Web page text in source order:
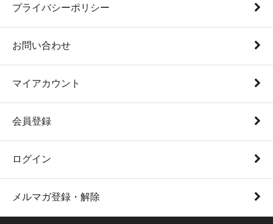
プライバシーポリシー
お問い合わせ
マイアカウント
会員登録
ログイン
メルマガ登録・解除